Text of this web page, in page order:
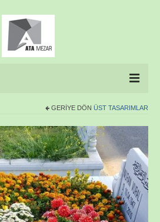
GERIYE DÖN ÜST TASARIMLAR